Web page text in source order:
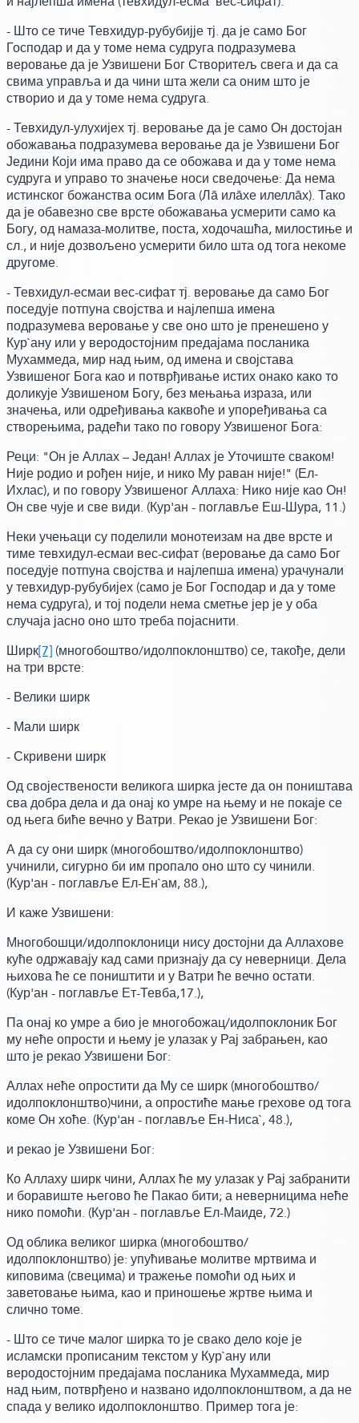
- Што се тиче Тевхидур-рубубијје тј. да је само Бог
Господар и да у томе нема судруга подразумева
веровање да је Узвишени Бог Створитељ свега и да са
свима управља и да чини шта жели са оним што је
створио и да у томе нема судруга.
- Тевхидул-улухијех тј. веровање да је само Он достојан
обожавања подразумева веровање да је Узвишени Бог
Једини Који има право да се обожава и да у томе нема
судруга и управо то значење носи сведочење:Да нема
истинског божанства осим Бога(Лā илāхе илеллāх). Тако
да је обавезно све врсте обожавања усмерити само ка
Богу, од намаза-молитве, поста, ходочашћа, милостиње и
сл., и није дозвољено усмерити било шта од тога некоме
другоме.
- Тевхидул-есмаи вес-сифат тј. веровање да само Бог
поседује потпуна својства и најлепша имена
подразумева веровање у све оно што је пренешено у
Кур`ану или у веродостојним предајама посланика
Мухаммеда, мир над њим, од имена и својстава
Узвишеног Бога као и потврђивање истих онако како то
доликује Узвишеном Богу, без мењања израза, или
значења, или одређивања каквоће и упоређивања са
створењима,радећи тако по говору Узвишеног Бога:
Реци: "Он је Аллах – Један! Аллах је Уточиште сваком!
Није родио и рођен није, и нико Му раван није!" (Ел-
Ихлас),и по говору Узвишеног Аллаха: Нико није као Он!
Он све чује и све види. (Кур'ан - поглавље Еш-Шура, 11.)
Неки учењаци су поделили монотеизам на две врсте и
тиме тевхидул-есмаи вес-сифат(веровање да само Бог
поседује потпуна својства и најлепша имена)урачунали
у тевхидур-рубубијех(само је Бог Господар и да у томе
нема судруга), и тој подели нема сметње јер је у оба
случаја јасно оно што треба појаснити.
Ширк[7](многобоштво/идолпоклонштво)се, такође,дели
на три врсте:
- Велики ширк
- Мали ширк
- Скривени ширк
Од својествености великога ширка јесте да он поништава
сва добра дела и да онај ко умре на њему и не покаје се
од њега биће вечно у Ватри. Рекао је Узвишени Бог:
А да су они ширк(многобоштво/идолпоклонштво)
учинили, сигурно би им пропало оно што су чинили.
(Кур'ан - поглавље Ел-Ен`ам, 88.),
И каже Узвишени:
Многобошци/идолпоклоници нису достојни да Аллахове
куће одржавају кад сами признају да су неверници. Дела
њихова ће се поништити и у Ватри ће вечно остати.
(Кур'ан - поглавље Ет-Тевба,17.),
Па онај ко умре а био је многобожац/идолпоклоник Бог
му неће опрости и њему је улазак у Рај забрањен,као
што је рекао Узвишени Бог:
Аллах неће опростити да Му се ширк(многобоштво/
идолпоклонштво)чини, а опростиће мање грехове од тога
коме Он хоће. (Кур'ан - поглавље Ен-Ниса`, 48.),
и рекао је Узвишени Бог:
Ко Аллаху ширк чини, Аллах ће му улазак у Рај забранити
и боравиште његово ће Пакао бити; а неверницима неће
нико помоћи. (Кур'ан - поглавље Ел-Маиде, 72.)
Од облика великог ширка(многобоштво/
идолпоклонштво)је: упућивање молитве мртвима и
киповима(свецима)и тражење помоћи од њих и
заветовање њима, као и приношење жртве њима и
слично томе.
- Што се тиче малог ширка то је свако дело које је
исламски прописаним текстом у Кур`ану или
веродостојним предајама посланика Мухаммеда, мир
над њим, потврђено и названо идолпоклонштвом, а да не
спада у велико идолпоклонштво. Пример тога је: